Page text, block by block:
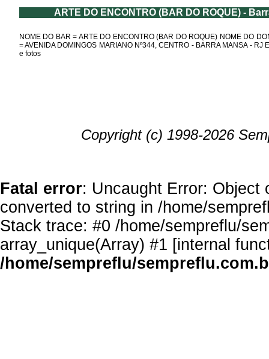
ARTE DO ENCONTRO (BAR DO ROQUE) -
NOME DO BAR = ARTE DO ENCONTRO (BAR DO ROQUE) NOME DO
= AVENIDA DOMINGOS MARIANO Nº344, CENTRO - BARRA MANSA - RJ
e fotos
Copyright (c) 1998-2026
Fatal error: Uncaught Error: Object
converted to string in /home/
Stack trace: #0 /home/sempreflu/
array_unique(Array) #1 [internal
/home/sempreflu/